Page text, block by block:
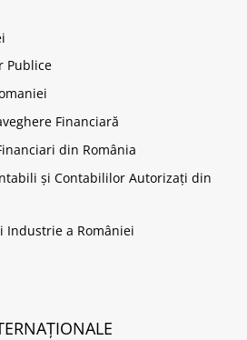
Publice
Financiară
din România
și Contabililor Autorizați din
Industrie a României